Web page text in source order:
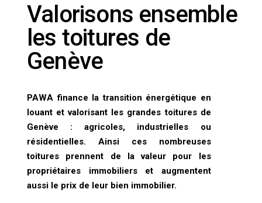
Valorisons ensemble
les toitures de
Genève
PAWA finance la transition énergétique en
louant et valorisant les grandes toitures de
Genève : agricoles, industrielles ou
résidentielles. Ainsi ces nombreuses
toitures prennent de la valeur pour les
propriétaires immobiliers et augmentent
aussi le prix de leur bien immobilier.